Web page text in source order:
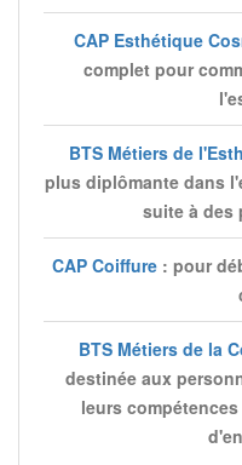
CAP Esthétique
complet pour
BTS Métiers de
plus diplômante dans
suite à des
CAP Coiffure: pour
BTS Métiers de la
destinée aux
leurs